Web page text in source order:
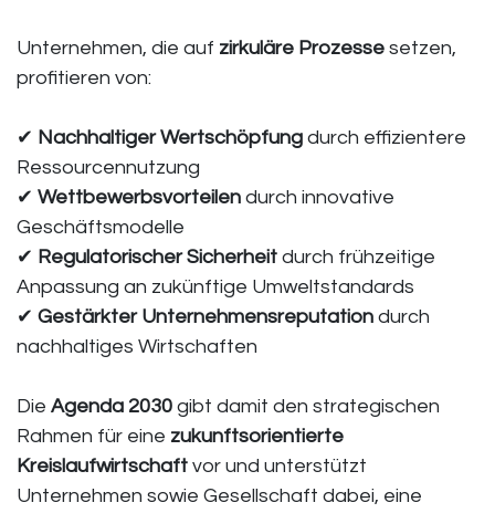
Unternehmen, die auf zirkuläre Prozesse setzen,
profitieren von:
✔ Nachhaltiger Wertschöpfung durch effizientere
Ressourcennutzung
✔ Wettbewerbsvorteilen durch innovative
Geschäftsmodelle
✔ Regulatorischer Sicherheit durch frühzeitige
Anpassung an zukünftige Umweltstandards
✔ Gestärkter Unternehmensreputation durch
nachhaltiges Wirtschaften
Die Agenda 2030 gibt damit den strategischen
Rahmen für eine zukunftsorientierte
Kreislaufwirtschaft vor und unterstützt
Unternehmen sowie Gesellschaft dabei, eine